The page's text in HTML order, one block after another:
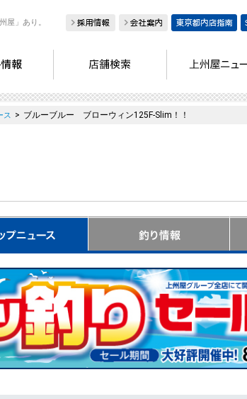
屋」あり。
ス > ブルーブルー ブローウィン125F-Slim！！